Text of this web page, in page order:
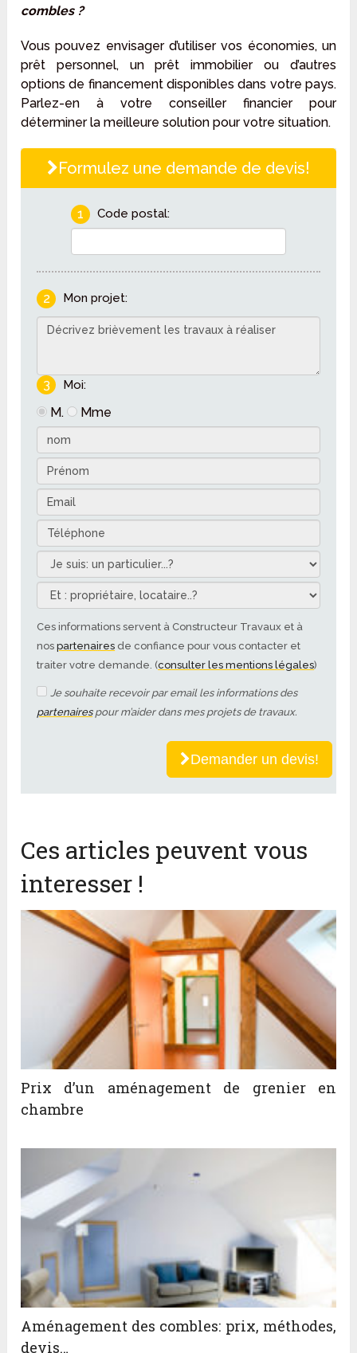
combles ?
Vous pouvez envisager d’utiliser vos économies, un
prêt personnel, un prêt immobilier ou d’autres
options de financement disponibles dans votre pays.
Parlez-en à votre conseiller financier pour
déterminer la meilleure solution pour votre situation.
Formulez une demande de devis!
1 Code postal:
2 Mon projet:
3 Moi:
M. Mme
Ces informations servent à Constructeur Travaux et à
nospartenaires de confiance pour vous contacter et
traiter votre demande. (consulter les mentions légales)
Je souhaite recevoir par email les informations des
partenairespour m’aider dans mes projets de travaux.
Demander un devis!
Ces articles peuvent vous
interesser !
Prix d’un aménagement de grenier en
chambre
Aménagement des combles: prix, méthodes,
devis…